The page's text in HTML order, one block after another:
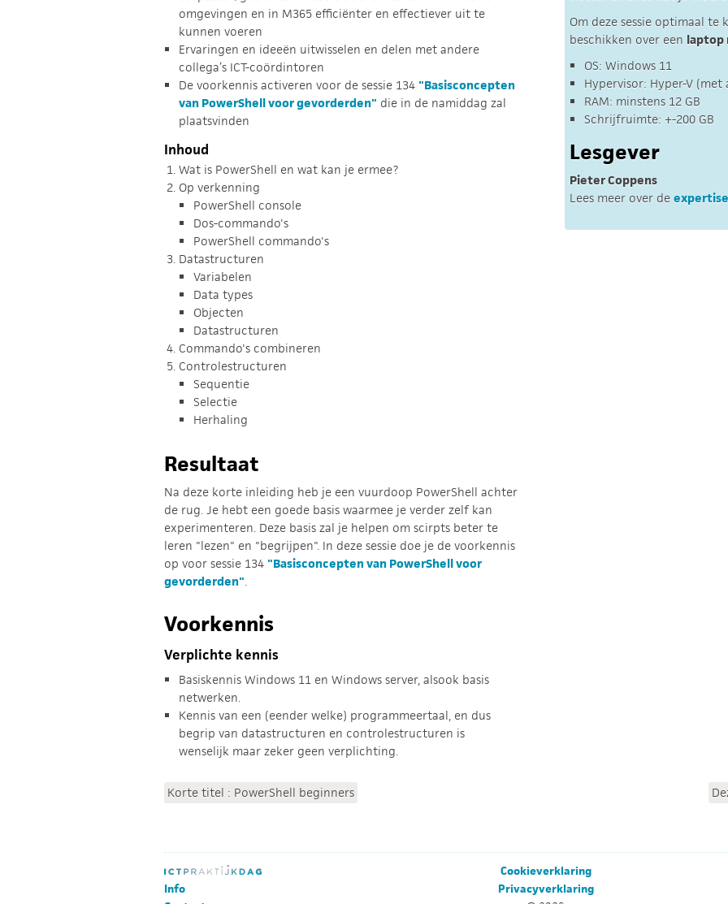
omgevingen en in M365 efficiënter en effectiever uit te
kunnen voeren
Ervaringen en ideeën uitwisselen en delen met andere
collega’s ICT-coördintoren
De voorkennis activeren voor de sessie 134 "Basisconcepten
van PowerShell voor gevorderden" die in de namiddag zal
plaatsvinden
Inhoud
Wat is PowerShell en wat kan je ermee?
Op verkenning
PowerShell console
Dos-commando's
PowerShell commando's
Datastructuren
Variabelen
Data types
Objecten
Datastructuren
Commando's combineren
Controlestructuren
Sequentie
Selectie
Herhaling
Resultaat
Na deze korte inleiding heb je een vuurdoop PowerShell achter
de rug. Je hebt een goede basis waarmee je verder zelf kan
experimenteren. Deze basis zal je helpen om scirpts beter te
leren "lezen" en "begrijpen". In deze sessie doe je de voorkennis
op voor sessie 134 "Basisconcepten van PowerShell voor
gevorderden".
Voorkennis
Verplichte kennis
Basiskennis Windows 11 en Windows server, alsook basis
netwerken.
Kennis van een (eender welke) programmeertaal, en dus
begrip van datastructuren en controlestructuren is
wenselijk maar zeker geen verplichting.
Om deze sessie optimaal
beschikken over een laptop
OS: Windows 11
Hypervisor: Hyper-V
RAM: minstens 12 GB
Schrijfruimte: +-200 GB
Lesgever
Pieter Coppens
Lees meer over de
Korte titel : PowerShell beginners
Info
Cookieverklaring
Privacyverklaring